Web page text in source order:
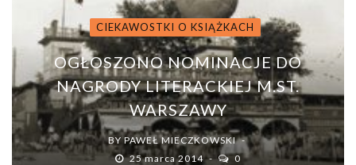
CIEKAWOSTKI O KSIĄŻKACH
OGŁOSZONO NOMINACJE DO
NAGRODY LITERACKIEJ M.ST.
WARSZAWY
BYPAWEŁ MIECZKOWSKI
25 marca 2014
0